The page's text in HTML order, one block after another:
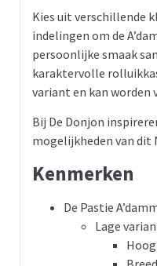
Kies uit verschillende
indelingen om de
persoonlijke smaak
karaktervolle
variant en kan worden
Bij De Donjon
mogelijkheden van dit
Kenmerken
De Pastie
Lage